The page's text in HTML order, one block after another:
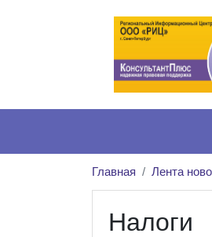
Главная Лента
Налоги